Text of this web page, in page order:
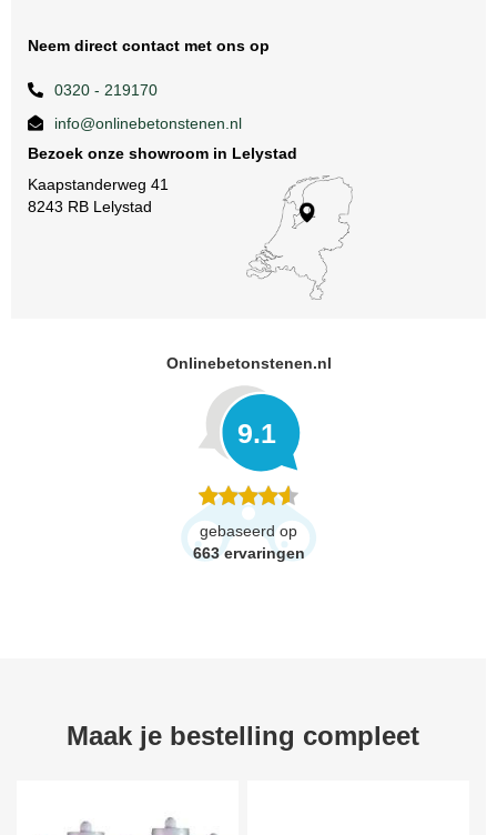
Neem direct contact met ons op
0320 - 219170
info@onlinebetonstenen.nl
Bezoek onze showroom in Lelystad
Kaapstanderweg 41
8243 RB Lelystad
Onlinebetonstenen.nl
9.1
gebaseerd op
663 ervaringen
Maak je bestelling compleet